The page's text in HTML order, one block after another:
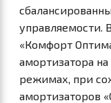
управляемости.
«Комфорт
амортизатора
режимах, при
амортизаторов